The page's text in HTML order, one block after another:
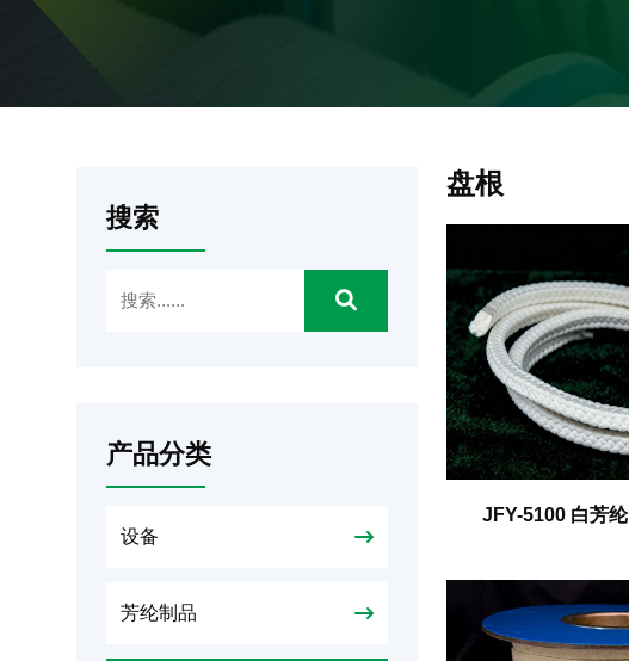
搜索
产品分类
设备
芳纶制品
盘根
JFY-5100 白芳纶